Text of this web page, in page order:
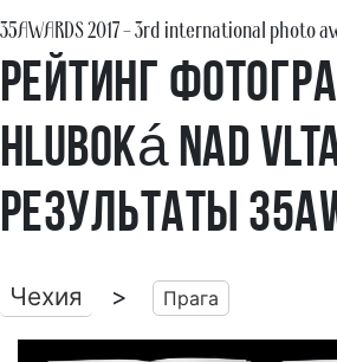
35AWARDS2017- 3rd international photo
Рейтинг
Hluboká nad
результаты
Чехия > Прага